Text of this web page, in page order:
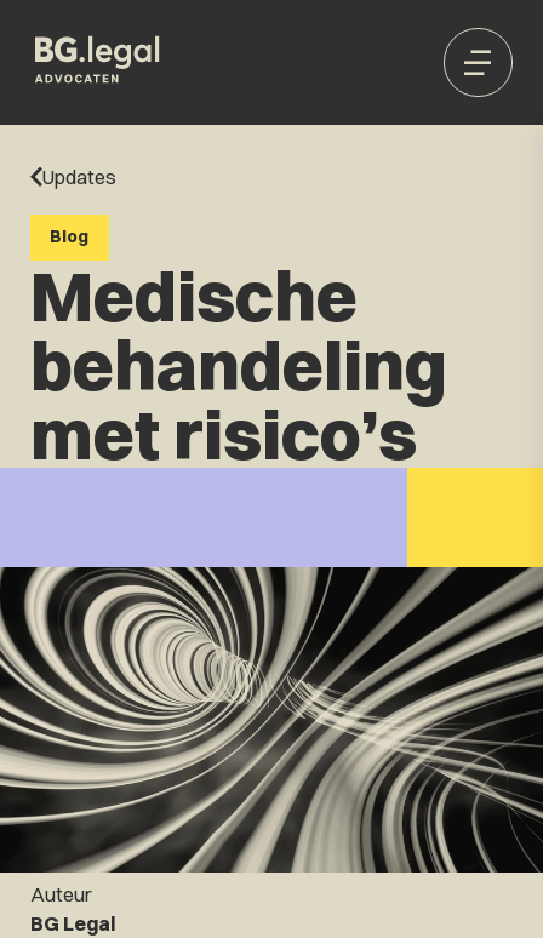
Updates
Blog
Medische
behandeling
met risico’s
Auteur
BG Legal